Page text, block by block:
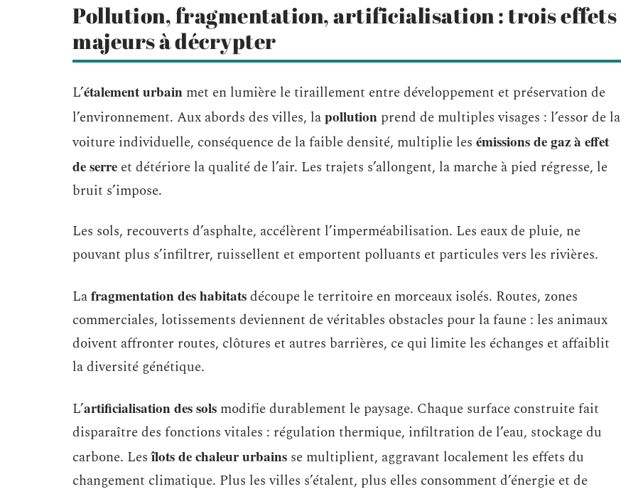
Pollution, fragmentation, artificialisation : trois effets
majeurs à décrypter
L’étalement urbain met en lumière le tiraillement entre développement et préservation de
l’environnement. Aux abords des villes, lapollution prend de multiples visages : l’essor de la
voiture individuelle, conséquence de la faible densité, multiplie les émissions de gaz à effet
de serre et détériore la qualité de l’air. Les trajets s’allongent, la marche à pied régresse, le
bruit s’impose.
Les sols, recouverts d’asphalte, accélèrent l’imperméabilisation. Les eaux de pluie, ne
pouvant plus s’infiltrer, ruissellent et emportent polluants et particules vers les rivières.
Lafragmentation des habitatsdécoupe le territoire en morceaux isolés. Routes, zones
commerciales, lotissements deviennent de véritables obstacles pour la faune : les animaux
doivent affronter routes, clôtures et autres barrières, ce qui limite les échanges et affaiblit
la diversité génétique.
L’artificialisation des sols modifie durablement le paysage. Chaque surface construite fait
disparaître des fonctions vitales : régulation thermique, infiltration de l’eau, stockage du
carbone. Lesîlots de chaleur urbains se multiplient, aggravant localement les effets du
changement climatique. Plus les villes s’étalent, plus elles consomment d’énergie et de